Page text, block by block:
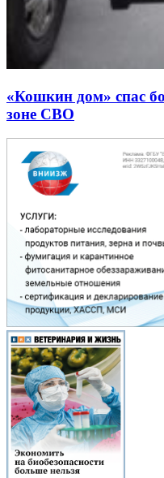
«Кошкин дом» спас
зоне СВО